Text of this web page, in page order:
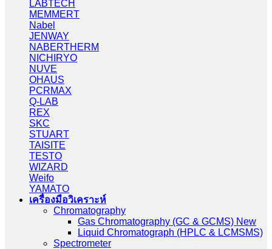
LABTECH
MEMMERT
Nabel
JENWAY
NABERTHERM
NICHIRYO
NUVE
OHAUS
PCRMAX
Q-LAB
REX
SKC
STUART
TAISITE
TESTO
WIZARD
Weifo
YAMATO
เครื่องมือวิเคราะห์
Chromatography
Gas Chromatography (GC & GCMS) New
Liquid Chromatograph (HPLC & LCMSMS)
Spectrometer